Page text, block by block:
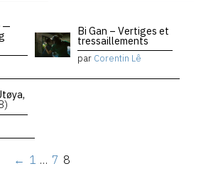
— Bi Gan – Vertiges et
tressaillements
par Corentin Lê
← 1 … 7 8